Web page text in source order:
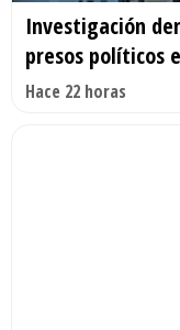
Investigación
presos políticos
Hace 22 horas